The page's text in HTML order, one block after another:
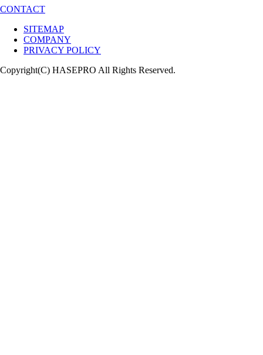
CONTACT
SITEMAP
COMPANY
PRIVACY POLICY
Copyright(C) HASEPRO All Rights Reserved.